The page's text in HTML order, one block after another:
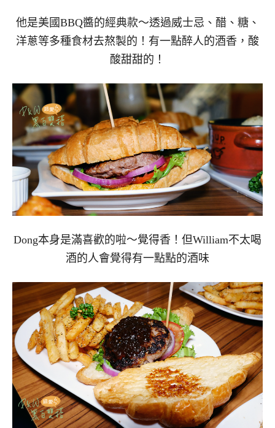
他是美國BBQ醬的經典款～透過威士忌、醋、糖、
洋蔥等多種食材去熬製的！有一點醉人的酒香，酸
酸甜甜的！
Dong本身是滿喜歡的啦～覺得香！但William不太喝
酒的人會覺得有一點點的酒味